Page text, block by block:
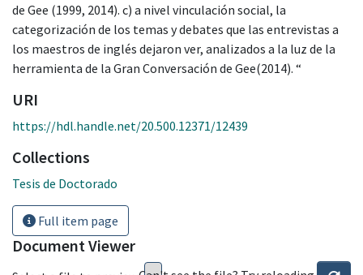
de Gee (1999, 2014). c) a nivel vinculación social, la
categorización de los temas y debates que las entrevistas a
los maestros de inglés dejaron ver, analizados a la luz de la
herramienta de la Gran Conversación de Gee(2014). “
URI
https://hdl.handle.net/20.500.12371/12439
Collections
Tesis de Doctorado
Full item page
Document Viewer